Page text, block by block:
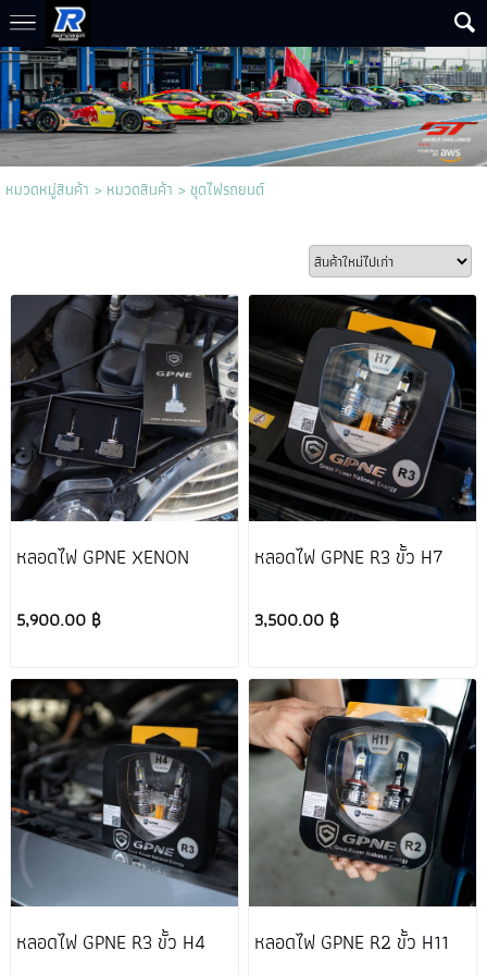
หมวดหมู่สินค้า > หมวดสินค้า > ชุดไฟรถยนต์
หลอดไฟ GPNE XENON
5,900.00 ฿
หลอดไฟ GPNE R3 ขั้ว H7
3,500.00 ฿
หลอดไฟ GPNE R3 ขั้ว H4 หลอดไฟ GPNE R2 ขั้ว H11